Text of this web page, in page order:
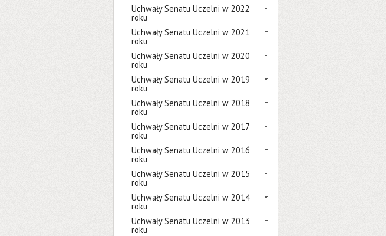
Uchwały Senatu Uczelni w 2022
roku
Uchwały Senatu Uczelni w 2021
roku
Uchwały Senatu Uczelni w 2020
roku
Uchwały Senatu Uczelni w 2019
roku
Uchwały Senatu Uczelni w 2018
roku
Uchwały Senatu Uczelni w 2017
roku
Uchwały Senatu Uczelni w 2016
roku
Uchwały Senatu Uczelni w 2015
roku
Uchwały Senatu Uczelni w 2014
roku
Uchwały Senatu Uczelni w 2013
roku